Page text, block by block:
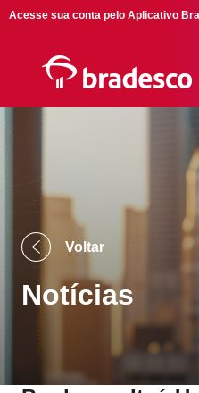
MAIS BUSCADOS
Voltar
Notícias
Acesse sua conta pelo Aplicativo